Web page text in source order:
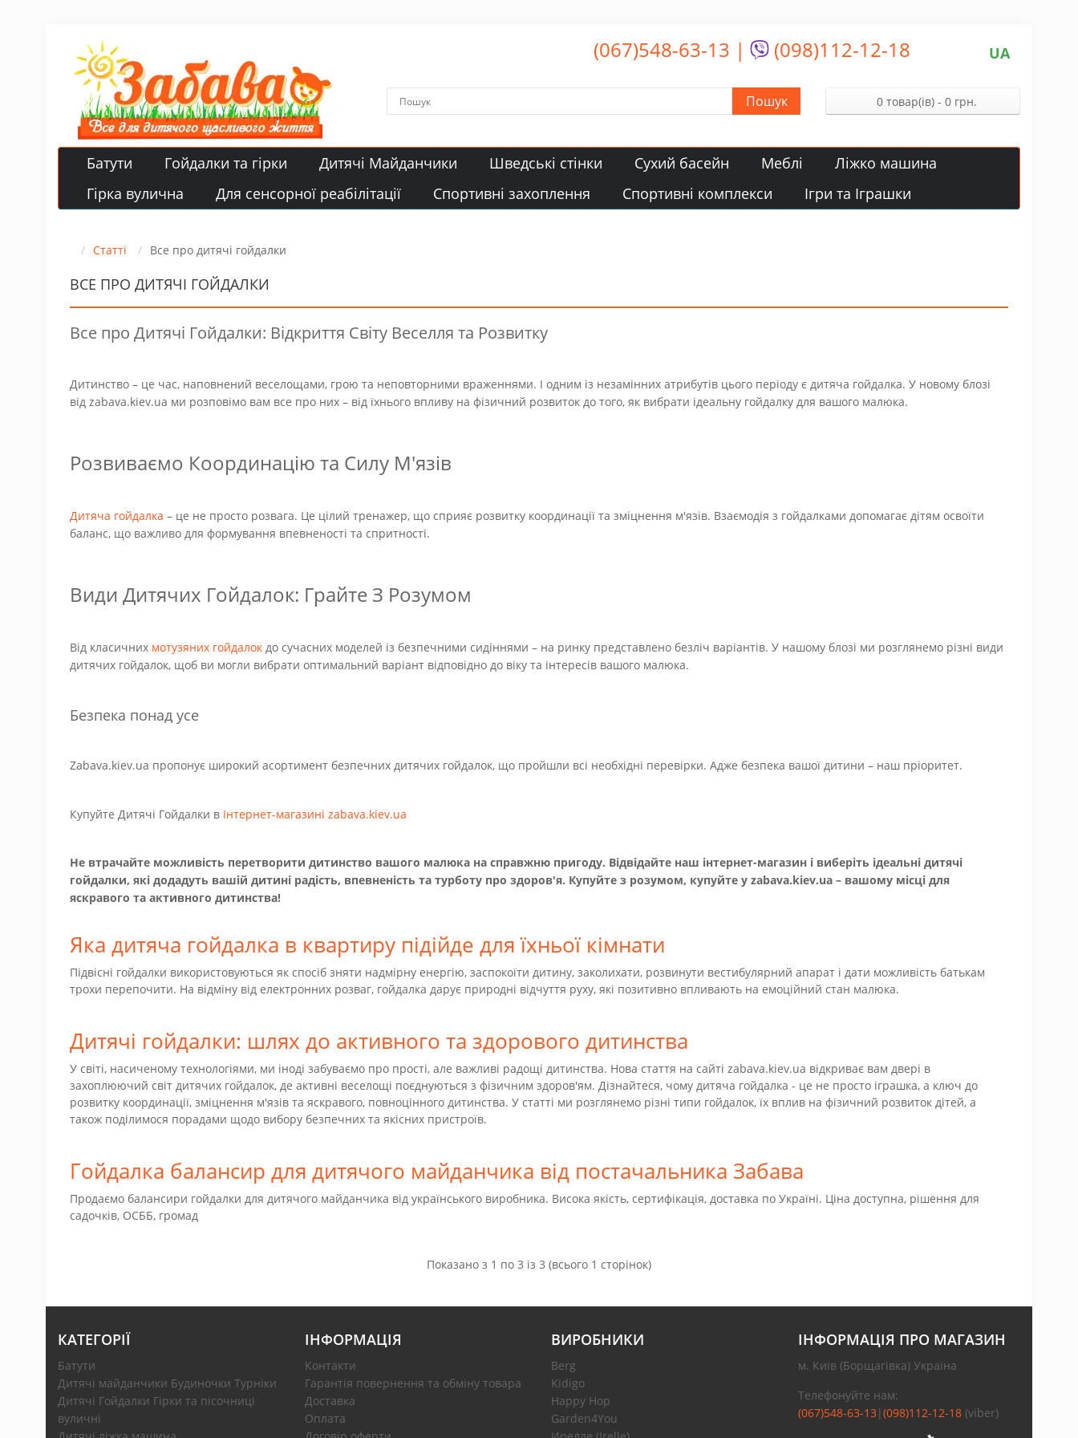
(067)548-63-13 | (098)112-12-18 UA
Пошук 0 товар(ів) - 0 грн.
Батути Гойдалки та гірки Дитячі Майданчики Шведські стінки Сухий басейн Меблі
Ліжко машина
Гірка вулична
Для сенсорної реабілітації Спортивні захоплення Спортивні комплекси Ігри та Іграшки
Статті Все про дитячі гойдалки
ВСЕ ПРО ДИТЯЧІ ГОЙДАЛКИ
Все про Дитячі Гойдалки: Відкриття Світу Веселля та Розвитку
Дитинство – це час, наповнений веселощами, грою та неповторними враженнями. І одним із незамінних атрибутів цього періоду є дитяча гойдалка. У новому блозі
від zabava.kiev.ua ми розповімо вам все про них – від їхнього впливу на фізичний розвиток до того, як вибрати ідеальну гойдалку для вашого малюка.
Розвиваємо Координацію та Силу М'язів
Дитяча гойдалка – це не просто розвага. Це цілий тренажер, що сприяє розвитку координації та зміцнення м'язів. Взаємодія з гойдалками допомагає дітям освоїти
баланс, що важливо для формування впевненості та спритності.
Види Дитячих Гойдалок: Грайте З Розумом
Від класичних мотузяних гойдалок до сучасних моделей із безпечними сидіннями – на ринку представлено безліч варіантів. У нашому блозі ми розглянемо різні види
дитячих гойдалок, щоб ви могли вибрати оптимальний варіант відповідно до віку та інтересів вашого малюка.
Безпека понад усе
Zabava.kiev.ua пропонує широкий асортимент безпечних дитячих гойдалок, що пройшли всі необхідні перевірки. Адже безпека вашої дитини – наш пріоритет.
Купуйте Дитячі Гойдалки в Інтернет-магазині zabava.kiev.ua
Не втрачайте можливість перетворити дитинство вашого малюка на справжню пригоду. Відвідайте наш інтернет-магазин і виберіть ідеальні дитячі
гойдалки, які додадуть вашій дитині радість, впевненість та турботу про здоров'я. Купуйте з розумом, купуйте у zabava.kiev.ua – вашому місці для
яскравого та активного дитинства!
Яка дитяча гойдалка в квартиру підійде для їхньої кімнати
Підвісні гойдалки використовуються як спосіб зняти надмірну енергію, заспокоїти дитину, заколихати, розвинути вестибулярний апарат і дати можливість батькам
трохи перепочити. На відміну від електронних розваг, гойдалка дарує природні відчуття руху, які позитивно впливають на емоційний стан малюка.
Дитячі гойдалки: шлях до активного та здорового дитинства
У світі, насиченому технологіями, ми іноді забуваємо про прості, але важливі радощі дитинства. Нова стаття на сайті zabava.kiev.ua відкриває вам двері в
захоплюючий світ дитячих гойдалок, де активні веселощі поєднуються з фізичним здоров'ям. Дізнайтеся, чому дитяча гойдалка - це не просто іграшка, а ключ до
розвитку координації, зміцнення м'язів та яскравого, повноцінного дитинства. У статті ми розглянемо різні типи гойдалок, їх вплив на фізичний розвиток дітей, а
також поділимося порадами щодо вибору безпечних та якісних пристроїв.
Гойдалка балансир для дитячого майданчика від постачальника Забава
Продаємо балансири гойдалки для дитячого майданчика від українського виробника. Висока якість, сертифікація, доставка по Україні. Ціна доступна, рішення для
садочків, ОСББ, громад
Показано з 1 по 3 із 3 (всього 1 сторінок)
КАТЕГОРІЇ
Батути
Дитячі майданчики Будиночки Турніки
Дитячі Гойдалки Гірки та пісочниці
вуличні
ІНФОРМАЦІЯ
Контакти
Гарантія повернення та обміну товара
Доставка
Оплата
ВИРОБНИКИ
Berg
Kidigo
Happy Hop
Garden4You
ІНФОРМАЦІЯ ПРО МАГАЗИН
м. Київ (Борщагівка) Україна
Телефонуйте нам:
(067)548-63-13| (098)112-12-18(viber)